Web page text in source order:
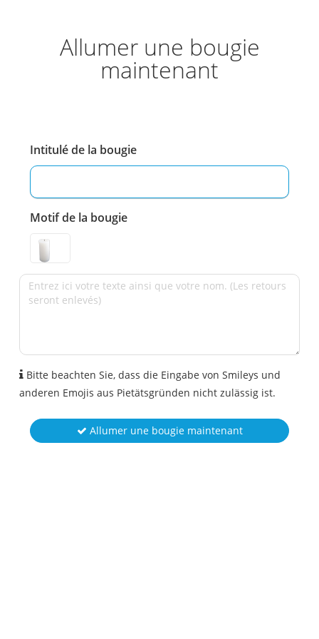
Allumer une bougie
maintenant
Intitulé de la bougie
Motif de la bougie
Bitte beachten Sie, dass die Eingabe von Smileys und
anderen Emojis aus Pietätsgründen nicht zulässig ist.
Allumer une bougie maintenant